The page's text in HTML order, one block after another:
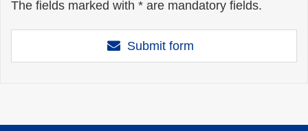
The fields marked with * are mandatory fields.
Submit form